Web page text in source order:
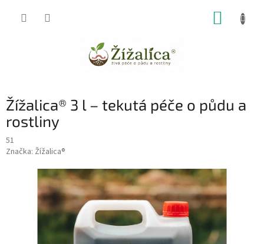
Žížalica® 3 l – tekutá péče o půdu a
rostliny
51
Značka: Žížalica®